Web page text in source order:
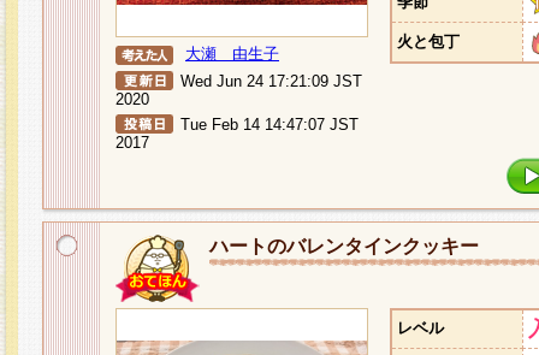
大瀬 由生子
Wed Jun 24 17:21:09 JST
2020
Tue Feb 14 14:47:07 JST
2017
火と包丁
ハートのバレンタインクッキー
レベル